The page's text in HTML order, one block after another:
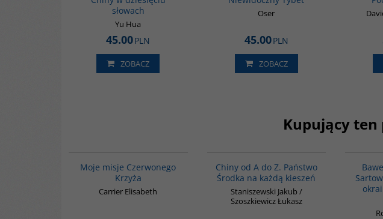
słowach
Yu Hua
45.00PLN
ZOBACZ
Oser
45.00PLN
ZOBACZ
Kupujący
Moje misje Czerwonego
Krzyża
Carrier Elisabeth
Chiny od A do Z. Państwo
Środka na każdą kieszeń
Staniszewski Jakub /
Szoszkiewicz Łukasz